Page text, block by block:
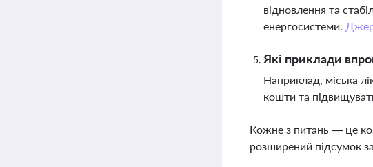
відновлення та
енергосистеми.
Які приклади
Наприклад, міська
кошти та
Кожне з питань — це
розширений підсумок